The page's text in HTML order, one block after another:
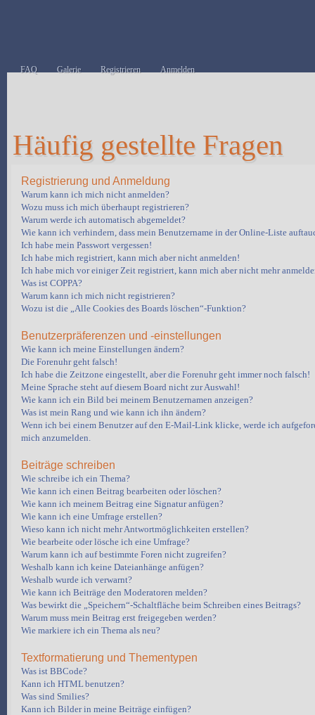
FAQ Galerie Registrieren Anmelden
Häufig gestellte Fragen
Registrierung und Anmeldung
Warum kann ich mich nicht anmelden?
Wozu muss ich mich überhaupt registrieren?
Warum werde ich automatisch abgemeldet?
Wie kann ich verhindern, dass mein Benutzername in der Online-Liste
Ich habe mein Passwort vergessen!
Ich habe mich registriert, kann mich aber nicht anmelden!
Ich habe mich vor einiger Zeit registriert, kann mich aber nicht mehr
Was ist COPPA?
Warum kann ich mich nicht registrieren?
Wozu ist die „Alle Cookies des Boards löschen“-Funktion?
Benutzerpräferenzen und -einstellungen
Wie kann ich meine Einstellungen ändern?
Die Forenuhr geht falsch!
Ich habe die Zeitzone eingestellt, aber die Forenuhr geht immer noch falsch!
Meine Sprache steht auf diesem Board nicht zur Auswahl!
Wie kann ich ein Bild bei meinem Benutzernamen anzeigen?
Was ist mein Rang und wie kann ich ihn ändern?
Wenn ich bei einem Benutzer auf den E-Mail-Link klicke, werde ich
mich anzumelden.
Beiträge schreiben
Wie schreibe ich ein Thema?
Wie kann ich einen Beitrag bearbeiten oder löschen?
Wie kann ich meinem Beitrag eine Signatur anfügen?
Wie kann ich eine Umfrage erstellen?
Wieso kann ich nicht mehr Antwortmöglichkeiten erstellen?
Wie bearbeite oder lösche ich eine Umfrage?
Warum kann ich auf bestimmte Foren nicht zugreifen?
Weshalb kann ich keine Dateianhänge anfügen?
Weshalb wurde ich verwarnt?
Wie kann ich Beiträge den Moderatoren melden?
Was bewirkt die „Speichern“-Schaltfläche beim Schreiben eines Beitrags?
Warum muss mein Beitrag erst freigegeben werden?
Wie markiere ich ein Thema als neu?
Textformatierung und Thementypen
Was ist BBCode?
Kann ich HTML benutzen?
Was sind Smilies?
Kann ich Bilder in meine Beiträge einfügen?